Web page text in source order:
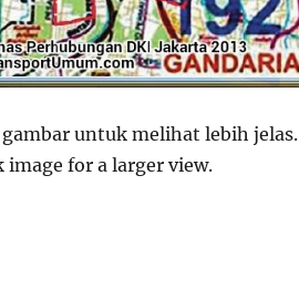
untuk melihat lebih jelas.
image for a larger view.